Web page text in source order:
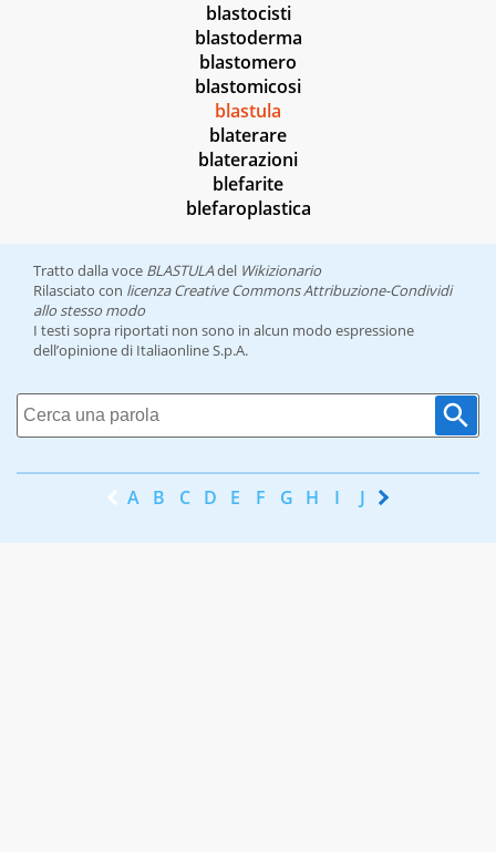
blastocisti
blastoderma
blastomero
blastomicosi
blastula
blaterare
blaterazioni
blefarite
blefaroplastica
Tratto dalla voce BLASTULAdel Wikizionario
Rilasciato con licenza Creative Commons Attribuzione-Condividi
allo stesso modo
I testi sopra riportati non sono in alcun modo espressione
dell’opinione di Italiaonline S.p.A.
A B C D E F G H I J K